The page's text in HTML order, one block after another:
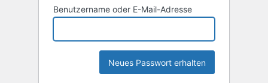
Benutzername oder E-Mail-Adresse